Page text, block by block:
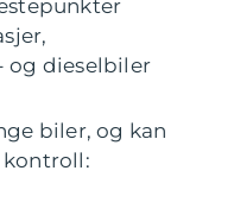
og dieselbiler
biler, og kan